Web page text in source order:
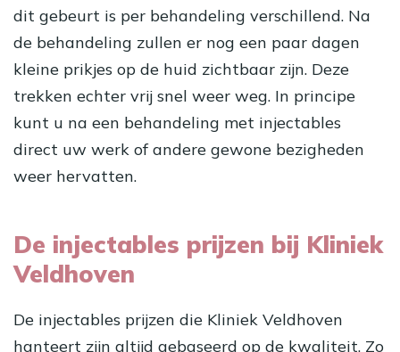
dit gebeurt is per behandeling verschillend. Na
de behandeling zullen er nog een paar dagen
kleine prikjes op de huid zichtbaar zijn. Deze
trekken echter vrij snel weer weg. In principe
kunt u na een behandeling met injectables
direct uw werk of andere gewone bezigheden
weer hervatten.
De injectables prijzen bij Kliniek
Veldhoven
De injectables prijzen die Kliniek Veldhoven
hanteert zijn altijd gebaseerd op de kwaliteit. Zo